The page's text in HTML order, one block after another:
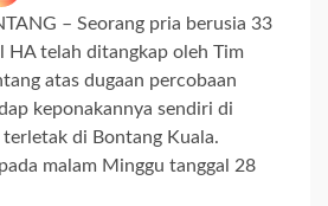
– Seorang pria berusia 33
HA telah ditangkap oleh Tim
atas dugaan percobaan
keponakannya sendiri di
di Bontang Kuala.
malam Minggu tanggal 28